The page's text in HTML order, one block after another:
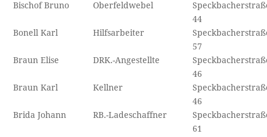
Bischof Bruno
Oberfeldwebel
44
Bonell Karl
Hilfsarbeiter
57
Braun Elise
DRK.-Angestellte
46
Braun Karl
Kellner
46
Brida Johann
RB.-Ladeschaffner
61